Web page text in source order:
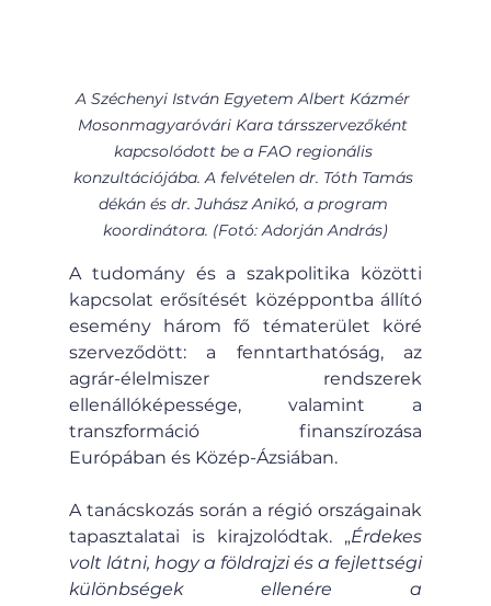
A Széchenyi István Egyetem Albert Kázmér
Mosonmagyaróvári Kara társszervezőként
kapcsolódott be a FAO regionális
konzultációjába. A felvételen dr. Tóth Tamás
dékán és dr. Juhász Anikó, a program
koordinátora. (Fotó: Adorján András)
A tudomány és a szakpolitika közötti
kapcsolat erősítését középpontba állító
esemény három fő tématerület köré
szerveződött: a fenntarthatóság, az
agrár-élelmiszer rendszerek
ellenállóképessége, valamint a
transzformáció finanszírozása
Európában és Közép-Ázsiában.
A tanácskozás során a régió országainak
tapasztalatai is kirajzolódtak. „Érdekes
volt látni, hogy a földrajzi és a fejlettségi
különbségek ellenére a